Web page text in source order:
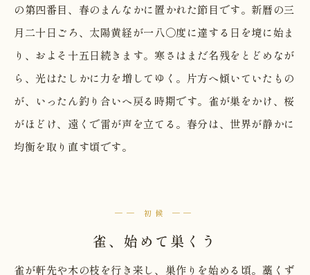
の第四番目、春のまんなかに置かれた節目です。新暦の三
月二十日ごろ、太陽黄経が一八〇度に達する日を境に始ま
り、およそ十五日続きます。寒さはまだ名残をとどめなが
ら、光はたしかに力を増してゆく。片方へ傾いていたもの
が、いったん釣り合いへ戻る時期です。雀が巣をかけ、桜
がほどけ、遠くで雷が声を立てる。春分は、世界が静かに
均衡を取り直す頃です。
── 初候 ──
雀、始めて巣くう
雀が軒先や木の枝を行き来し、巣作りを始める頃。藁くず